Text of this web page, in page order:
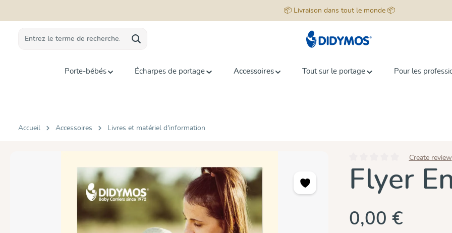
📦 Livraison dans tout le monde 📦
Porte-bébés Écharpes de portage Accessoires Tout sur le portage Pour les
Accueil Accessoires Livres et matériel d'information
Note moyenne de 0 sur 5 étoiles
Create review
Flyer
0,00 €